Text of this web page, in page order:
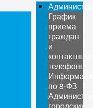
График
приема
граждан
и
контактные
телефоны
по 8-ФЗ